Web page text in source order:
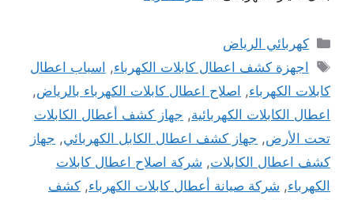
التصنيفات
كهربائي الرياض
الوسوم
اجهزة كشف اعطال كابلات الكهرباء, اسباب اعطال
كابلات الكهرباء, اصلاح اعطال كابلات الكهرباء بالرياض,
اعطال الكابلات الكهربائية, جهاز كشف أعطال الكابلات
تحت الأرض, جهاز كشف اعطال الكابل الكهربائي, جهاز
كشف اعطال الكابلات, شركة اصلاح اعطال كابلات
الكهرباء, شركة صيانة أعطال كابلات الكهرباء, كشف